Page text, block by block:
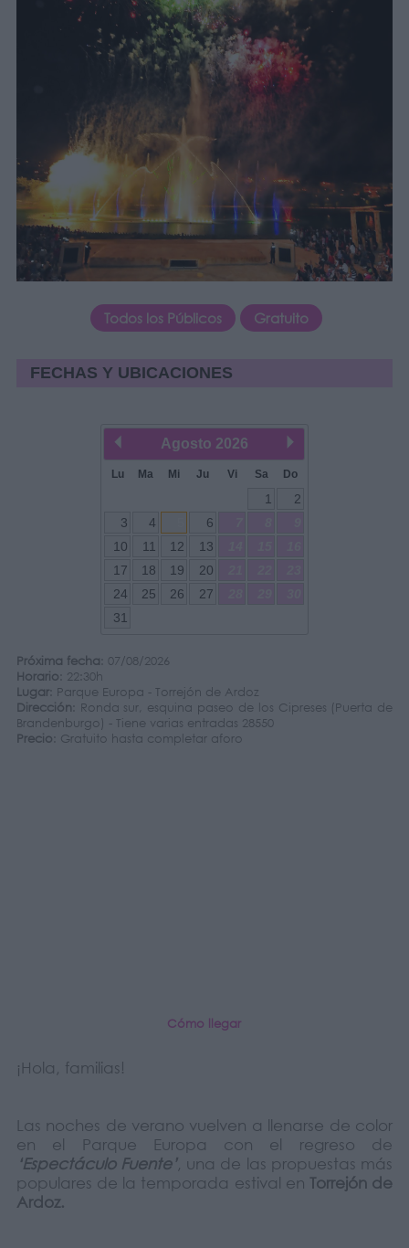
Todos los Públicos Gratuito
FECHAS Y UBICACIONES
Próxima fecha : 07/08/2026
Horario : 22:30h
Lugar: Parque Europa - Torrejón de Ardoz
Dirección : Ronda sur, esquina paseo de los Cipreses (Puerta de
Brandenburgo) - Tiene varias entradas 28550
Precio : Gratuito hasta completar aforo
Cómo llegar
Agosto 2026
Lu Ma Mi Ju Vi Sa Do
1
2
3
4 6
10
11 12 13
17
18 19 20
24
25 26 27
31
¡Hola, familias!
Las noches de verano vuelven a llenarse de color
en el Parque Europa con el regreso de
‘Espectáculo Fuente’, una de las propuestas más
populares de la temporada estival en Torrejón de
Ardoz.